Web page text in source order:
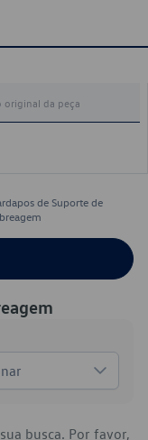
de Suporte de
busca. Por favor,